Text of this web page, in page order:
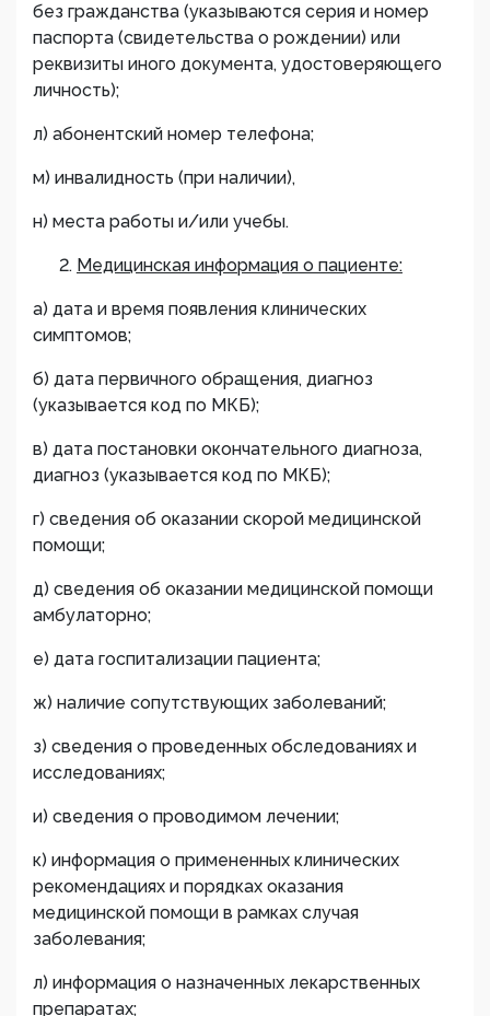
без гражданства (указываются серия и номер
паспорта (свидетельства о рождении) или
реквизиты иного документа, удостоверяющего
личность);
л) абонентский номер телефона;
м) инвалидность (при наличии),
н) места работы и/или учебы.
Медицинская информация о пациенте:
а) дата и время появления клинических
симптомов;
б) дата первичного обращения, диагноз
(указывается код по МКБ);
в) дата постановки окончательного диагноза,
диагноз (указывается код по МКБ);
г) сведения об оказании скорой медицинской
помощи;
д) сведения об оказании медицинской помощи
амбулаторно;
е) дата госпитализации пациента;
ж) наличие сопутствующих заболеваний;
з) сведения о проведенных обследованиях и
исследованиях;
и) сведения о проводимом лечении;
к) информация о примененных клинических
рекомендациях и порядках оказания
медицинской помощи в рамках случая
заболевания;
л) информация о назначенных лекарственных
препаратах;